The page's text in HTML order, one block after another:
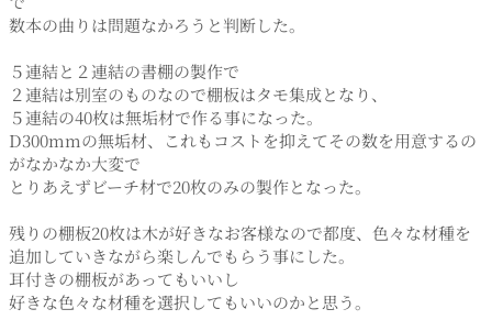
数本の曲りは問題なかろうと判断した。
５連結と２連結の書棚の製作で
２連結は別室のものなので棚板はタモ集成となり、
５連結の40枚は無垢材で作る事になった。
D300mmの無垢材、これもコストを抑えてその数を用意するの
がなかなか大変で
とりあえずビーチ材で20枚のみの製作となった。
残りの棚板20枚は木が好きなお客様なので都度、色々な材種を
追加していきながら楽しんでもらう事にした。
耳付きの棚板があってもいいし
好きな色々な材種を選択してもいいのかと思う。